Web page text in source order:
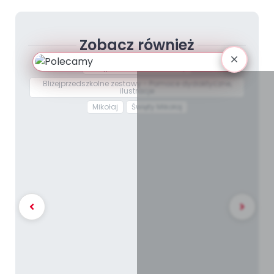
Zobacz również
Bliżejprzedszkolne zestawy
Bliżejprzedszkolne zestawy - Pomoce dydaktyczne,
ilustracje
Mikołaj
Święty Mikołaj